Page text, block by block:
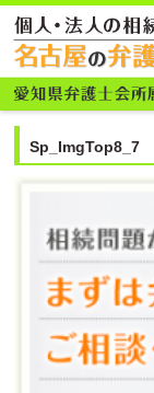
Sp_ImgTop8_7